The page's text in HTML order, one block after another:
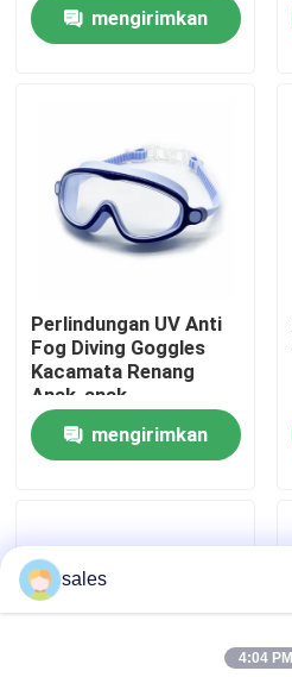
Tur Pabrik
Berita
kasus
Anti Fog Kolam Goggles
Kacamata Safety Goggles
mengirimkan
Perlindungan UV Anti
Fog Diving Goggles
Kacamata Renang
Anak-anak
mengirimkan
sales
4:04 PM